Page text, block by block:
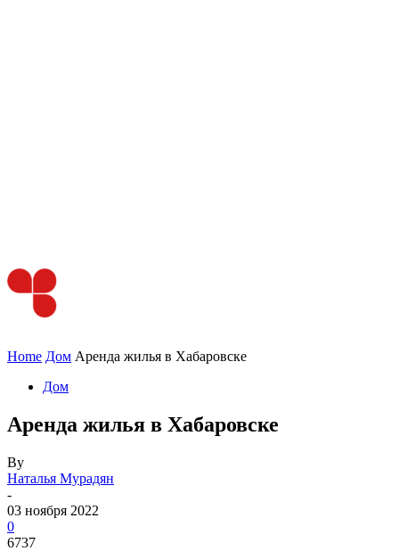
Home Дом Аренда жилья в Хабаровске
Дом
Аренда жилья в Хабаровске
By
Наталья Мурадян
-
03 ноября 2022
0
6737